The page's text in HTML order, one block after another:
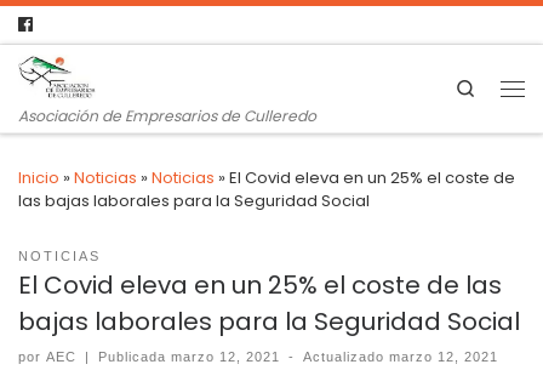
Asociación de Empresarios de Culleredo
Search
Inicio »Noticias »Noticias »El Covid eleva en un 25% el coste de
las bajas laborales para la Seguridad Social
NOTICIAS
El Covid eleva en un 25% el coste de las
bajas laborales para la Seguridad Social
por AEC | Publicadamarzo 12, 2021 - Actualizadomarzo 12, 2021